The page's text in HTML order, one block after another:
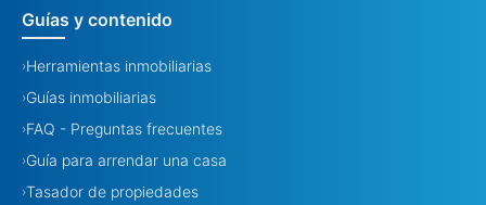
Guías y contenido
›Herramientas inmobiliarias
›Guías inmobiliarias
›FAQ - Preguntas frecuentes
›Guía para arrendar una casa
›Tasador de propiedades